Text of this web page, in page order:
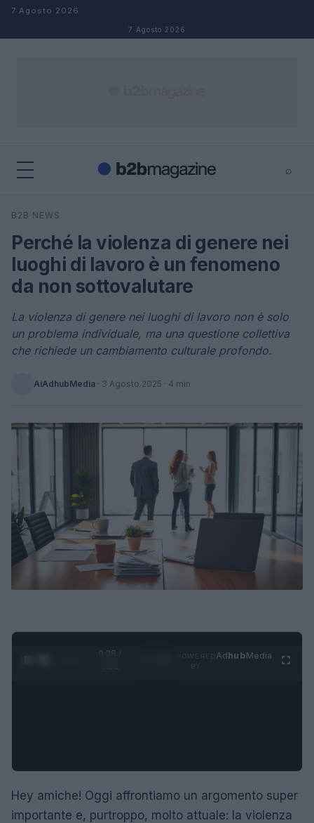
Salta al contenuto
7 Agosto 2026
7 Agosto 2026
⌕
Cerca
B2B NEWS
Perché la violenza di genere nei
luoghi di lavoro è un fenomeno
da non sottovalutare
La violenza di genere nei luoghi di lavoro non è solo
un problema individuale, ma una questione collettiva
che richiede un cambiamento culturale profondo.
AiAdhubMedia · 3 Agosto 2025 · 4 min
0:29 /
AdhubMedia
Hey amiche! Oggi affrontiamo un argomento super
importante e, purtroppo, molto attuale: la violenza